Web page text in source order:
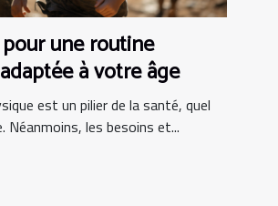
une routine
à votre âge
est un pilier de la santé, quel
Néanmoins, les besoins et...